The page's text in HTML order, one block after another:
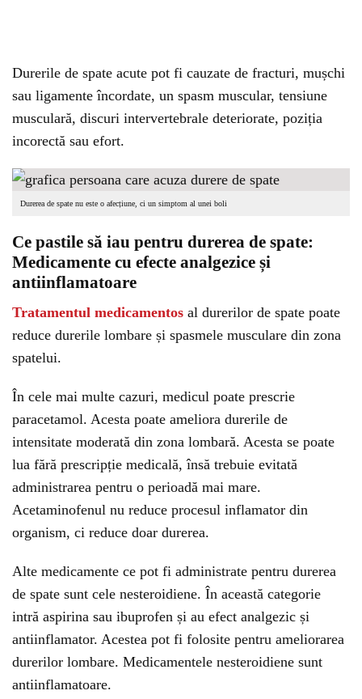
Durerile de spate acute pot fi cauzate de fracturi, mușchi
sau ligamente încordate, un spasm muscular, tensiune
musculară, discuri intervertebrale deteriorate, poziția
incorectă sau efort.
Durerea de spate nu este o afecțiune, ci un simptom al unei boli
Ce pastile să iau pentru durerea de spate:
Medicamente cu efecte analgezice și
antiinflamatoare
Tratamentul medicamentos al durerilor de spate poate
reduce durerile lombare și spasmele musculare din zona
spatelui.
În cele mai multe cazuri, medicul poate prescrie
paracetamol. Acesta poate ameliora durerile de
intensitate moderată din zona lombară. Acesta se poate
lua fără prescripție medicală, însă trebuie evitată
administrarea pentru o perioadă mai mare.
Acetaminofenul nu reduce procesul inflamator din
organism, ci reduce doar durerea.
Alte medicamente ce pot fi administrate pentru durerea
de spate sunt cele nesteroidiene. În această categorie
intră aspirina sau ibuprofen și au efect analgezic și
antiinflamator. Acestea pot fi folosite pentru ameliorarea
durerilor lombare. Medicamentele nesteroidiene sunt
antiinflamatoare.